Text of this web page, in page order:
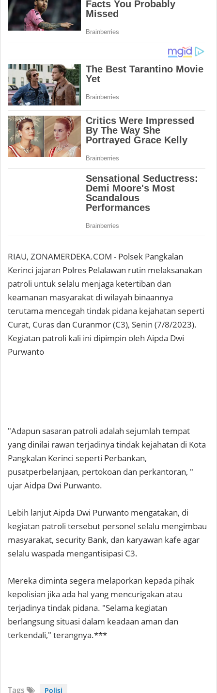
RIAU, ZONAMERDEKA.COM - Polsek Pangkalan
Kerinci jajaran Polres Pelalawan rutin melaksanakan
patroli untuk selalu menjaga ketertiban dan
keamanan masyarakat di wilayah binaannya
terutama mencegah tindak pidana kejahatan seperti
Curat, Curas dan Curanmor (C3), Senin (7/8/2023).
Kegiatan patroli kali ini dipimpin oleh Aipda Dwi
Purwanto
"Adapun sasaran patroli adalah sejumlah tempat
yang dinilai rawan terjadinya tindak kejahatan di Kota
Pangkalan Kerinci seperti Perbankan,
pusatperbelanjaan, pertokoan dan perkantoran, "
ujar Aidpa Dwi Purwanto.
Lebih lanjut Aipda Dwi Purwanto mengatakan, di
kegiatan patroli tersebut personel selalu mengimbau
masyarakat, security Bank, dan karyawan kafe agar
selalu waspada mengantisipasi C3.
Mereka diminta segera melaporkan kepada pihak
kepolisian jika ada hal yang mencurigakan atau
terjadinya tindak pidana. "Selama kegiatan
berlangsung situasi dalam keadaan aman dan
terkendali," terangnya.***
Tags Polisi